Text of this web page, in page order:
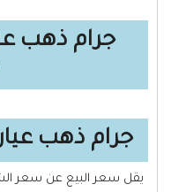
جرام ذهب عيار 18 بيع = 5697